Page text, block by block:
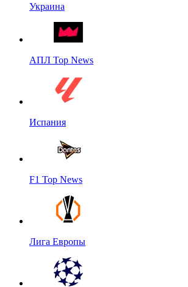
Украина
АПЛ Top News
Испания
F1 Top News
Лига Европы